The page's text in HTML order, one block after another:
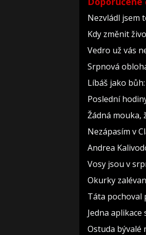
Nezvládl jsem
Kdy změnit
Vedro už vás
Srpnová
Líbáš jako
Poslední
Žádná mouka,
Nezápasím v
Andrea
Vosy jsou v
Okurky
Táta pochoval
Jedna
Ostuda bývalé